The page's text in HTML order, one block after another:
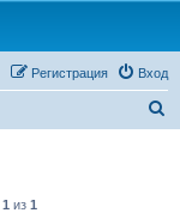
Вход
Регистрация
1 из 1